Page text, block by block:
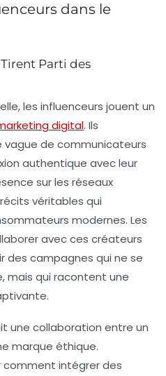
dans le
Parti des
les influenceurs jouent un
digital. Ils
de communicateurs
authentique avec leur
sur les réseaux
véritables qui
modernes. Les
avec ces créateurs
des campagnes qui ne se
mais qui racontent une
une collaboration entre un
marque éthique.
comment intégrer des